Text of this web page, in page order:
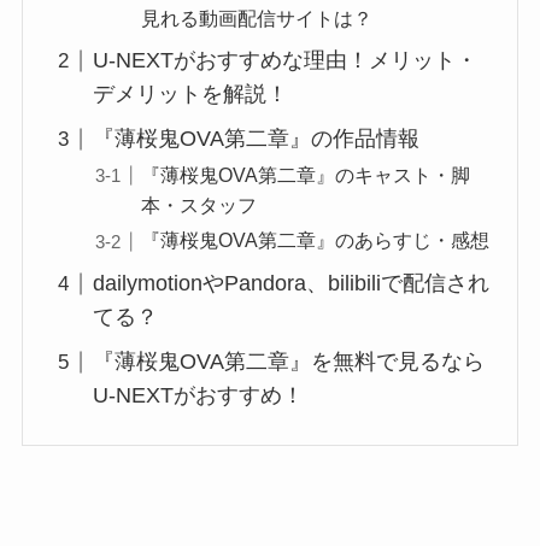
見れる動画配信サイトは？
U-NEXTがおすすめな理由！メリット・
デメリットを解説！
『薄桜鬼OVA第二章』の作品情報
『薄桜鬼OVA第二章』のキャスト・脚
本・スタッフ
『薄桜鬼OVA第二章』のあらすじ・感想
dailymotionやPandora、bilibiliで配信され
てる？
『薄桜鬼OVA第二章』を無料で見るなら
U-NEXTがおすすめ！